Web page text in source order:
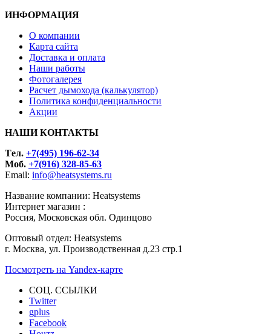
ИНФОРМАЦИЯ
О компании
Карта сайта
Доставка и оплата
Наши работы
Фотогалерея
Расчет дымохода (калькулятор)
Политика конфиденциальности
Акции
НАШИ КОНТАКТЫ
Tел. +7(495) 196-62-34
Моб. +7(916) 328-85-63
Email: info@heatsystems.ru
Название компании: Heatsystems
Интернет магазин :
Россия, Московская обл. Одинцово
Оптовый отдел: Heatsystems
г. Москва, ул. Производственная д.23 стр.1
Посмотреть на Yandex-карте
СОЦ. ССЫЛКИ
Twitter
gplus
Facebook